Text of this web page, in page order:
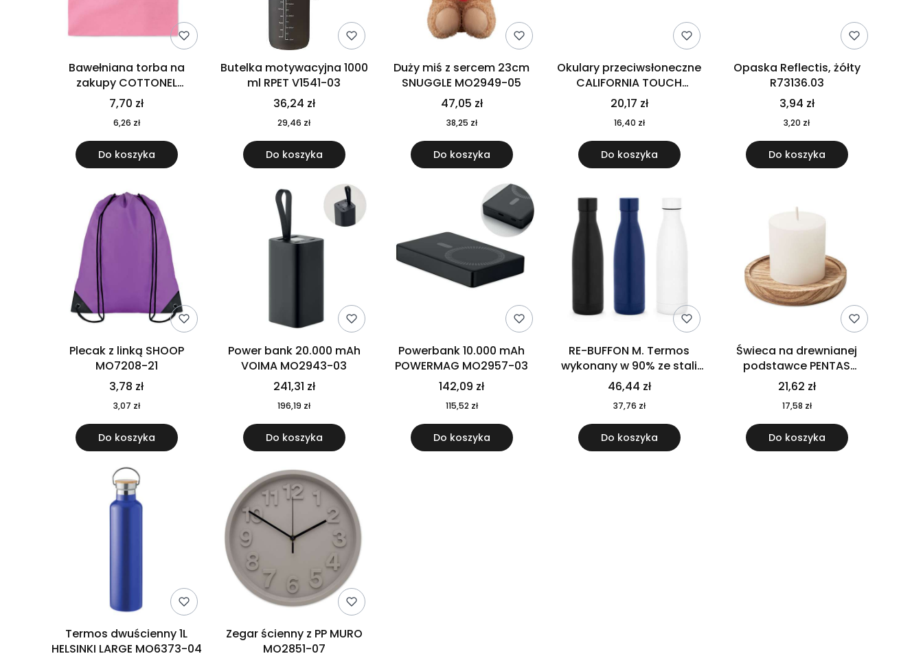
Bawełniana torba na
zakupy COTTONEL
COLOUR++ MO9846-11
7,70 zł
6,26 zł
Do koszyka
Butelka motywacyjna 1000
ml RPET V1541-03
36,24 zł
29,46 zł
Do koszyka
Duży miś z sercem 23cm
SNUGGLE MO2949-05
47,05 zł
38,25 zł
Do koszyka
Okulary przeciwsłoneczne
CALIFORNIA TOUCH
MO9617-10
20,17 zł
16,40 zł
Do koszyka
Opaska Reflectis, żółty
R73136.03
3,94 zł
3,20 zł
Do koszyka
Plecak z linką SHOOP
MO7208-21
3,78 zł
3,07 zł
Do koszyka
Power bank 20.000 mAh
VOIMA MO2943-03
241,31 zł
196,19 zł
Do koszyka
Powerbank 10.000 mAh
POWERMAG MO2957-03
142,09 zł
115,52 zł
Do koszyka
RE-BUFFON M. Termos
wykonany w 90% ze stali
nierdzewnej pochodzącej z
recyklingu 520 ml 94294
46,44 zł
37,76 zł
Do koszyka
Świeca na drewnianej
podstawce PENTAS
MO6282-40
21,62 zł
17,58 zł
Do koszyka
Termos dwuścienny 1L
HELSINKI LARGE MO6373-04
Zegar ścienny z PP MURO
MO2851-07